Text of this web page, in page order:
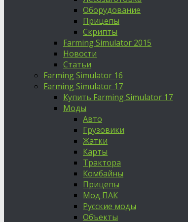
Оборудование
Прицепы
Скрипты
Farming Simulator 2015
Новости
Статьи
Farming Simulator 16
Farming Simulator 17
Купить Farming Simulator 17
Моды
Авто
Грузовики
Жатки
Карты
Трактора
Комбайны
Прицепы
Мод ПАК
Русские моды
Объекты